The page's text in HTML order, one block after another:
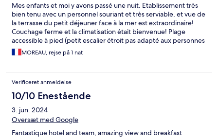
Mes enfants et moi y avons passé une nuit. Etablissement très
bien tenu avec un personnel souriant et très serviable, et vue de
la terrasse du petit déjeuner face à la mer est extraordinaire!
Couchage ferme et la climatisation était bienvenue! Plage
accessible à pied (petit escalier étroit pas adapté aux personnes
à mobilité reduite, ni poussette). Le port est à moins de 10
minutes à pied pour les restaurants et les boutiques. L' hotel est
MOREAU, rejse på 1 nat
Verificeret anmeldelse
10/10 Enestående
3. jun. 2024
Oversæt med Google
Fantastique hotel and team, amazing view and breakfast